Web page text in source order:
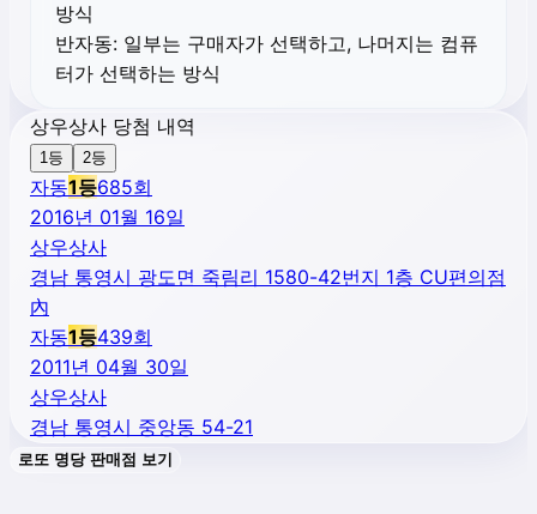
방식
반자동: 일부는 구매자가 선택하고, 나머지는 컴퓨
터가 선택하는 방식
상우상사 당첨 내역
1등 2등
자동1등685회
2016년 01월 16일
상우상사
경남 통영시 광도면 죽림리 1580-42번지 1층 CU편의점
內
자동1등439회
2011년 04월 30일
상우상사
경남 통영시 중앙동 54-21
로또 명당 판매점 보기